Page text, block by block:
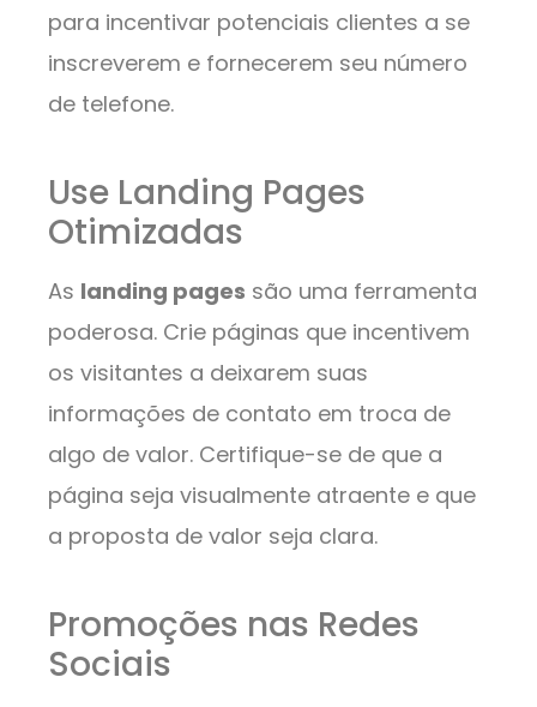
para incentivar potenciais clientes a se
inscreverem e fornecerem seu número
de telefone.
Use Landing Pages
Otimizadas
As landing pages são uma ferramenta
poderosa. Crie páginas que incentivem
os visitantes a deixarem suas
informações de contato em troca de
algo de valor. Certifique-se de que a
página seja visualmente atraente e que
a proposta de valor seja clara.
Promoções nas Redes
Sociais